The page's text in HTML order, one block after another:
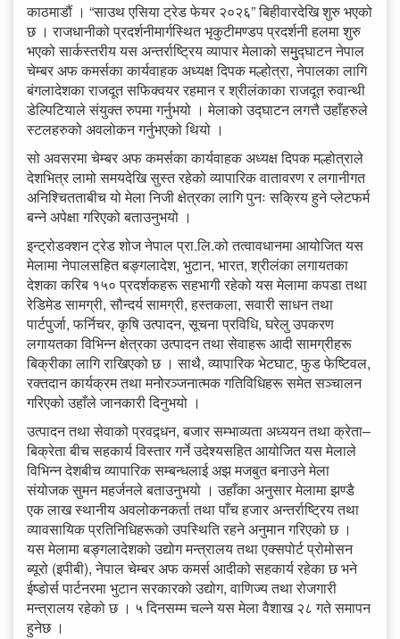
काठमाडौं । “साउथ एसिया ट्रेड फेयर २०२६” बिहीवारदेखि शुरु भएको
छ । राजधानीको प्रदर्शनीमार्गस्थित भृकुटीमण्डप प्रदर्शनी हलमा शुरु
भएको सार्कस्तरीय यस अन्तर्राष्ट्रिय व्यापार मेलाको समुुद्घाटन नेपाल
चेम्बर अफ कमर्सका कार्यवाहक अध्यक्ष दिपक मल्होत्रा, नेपालका लागि
बंगलादेशका राजदूत सफिक्वयर रहमान र श्रीलंकाका राजदूत रुवान्थी
डेल्पिटियाले संयुक्त रुपमा गर्नुभयो । मेलाको उद्घाटन लगत्तै उहाँहरुले
स्टलहरुको अवलोकन गर्नुभएको थियो ।
सो अवसरमा चेम्बर अफ कमर्सका कार्यवाहक अध्यक्ष दिपक मल्होत्राले
देशभित्र लामो समयदेखि सुस्त रहेको व्यापारिक वातावरण र लगानीगत
अनिश्चितताबीच यो मेला निजी क्षेत्रका लागि पुनः सक्रिय हुने प्लेटफर्म
बन्ने अपेक्षा गरिएको बताउनुभयो ।
इन्ट्रोडक्शन ट्रेड शोज नेपाल प्रा.लि.को तत्वावधानमा आयोजित यस
मेलामा नेपालसहित बङ्गलादेश, भुटान, भारत, श्रीलंका लगायतका
देशका करिब १५० प्रदर्शकहरू सहभागी रहेको यस मेलामा कपडा तथा
रेडिमेड सामग्री, सौन्दर्य सामग्री, हस्तकला, सवारी साधन तथा
पार्टपुर्जा, फर्निचर, कृषि उत्पादन, सूचना प्रविधि, घरेलु उपकरण
लगायतका विभिन्न क्षेत्रका उत्पादन तथा सेवाहरू आदी सामग्रीहरू
बिक्रीका लागि राखिएको छ । साथै, व्यापारिक भेटघाट, फुड फेष्टिवल,
रक्तदान कार्यक्रम तथा मनोरञ्जनात्मक गतिविधिहरू समेत सञ्चालन
गरिएको उहाँले जानकारी दिनुभयो ।
उत्पादन तथा सेवाको प्रवद्र्धन, बजार सम्भाव्यता अध्ययन तथा क्रेता–
बिक्रेता बीच सहकार्य विस्तार गर्ने उदेश्यसहित आयोजित यस मेलाले
विभिन्न देशबीच व्यापारिक सम्बन्धलाई अझ मजबुत बनाउने मेला
संयोजक सुमन महर्जनले बताउनुभयो । उहाँका अनुसार मेलामा झण्डै
एक लाख स्थानीय अवलोकनकर्ता तथा पाँच हजार अन्तर्राष्ट्रिय तथा
व्यावसायिक प्रतिनिधिहरूको उपस्थिति रहने अनुमान गरिएको छ ।
यस मेलामा बङ्गलादेशको उद्योग मन्त्रालय तथा एक्सपोर्ट प्रोमोसन
ब्यूरो (इपीबी), नेपाल चेम्बर अफ कमर्स आदीको सहकार्य रहेका छ भने
ईष्डोर्स पार्टनरमा भुटान सरकारको उद्योग, वाणिज्य तथा रोजगारी
मन्त्रालय रहेको छ । ५ दिनसम्म चल्ने यस मेला वैशाख २८ गते समापन
हुनेछ ।